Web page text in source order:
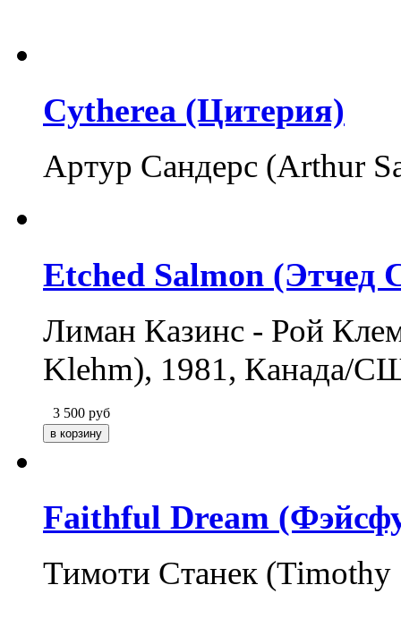
Cytherea (Цитерия)
Артур Сандерс (Arthur
Etched Salmon (Этчед
Лиман Казинс - Рой
Klehm), 1981, Канада/
3 500 руб
Faithful Dream
Тимоти Станек